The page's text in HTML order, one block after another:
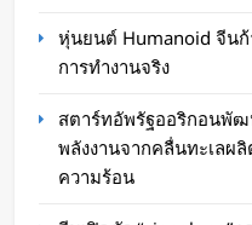
Oat Content
หุ่นยนต์ Humanoid จีนก้
การทำงานจริง
สตาร์ทอัพรัฐออริกอนพัฒ
พลังงานจากคลื่นทะเลผ
ความร้อน